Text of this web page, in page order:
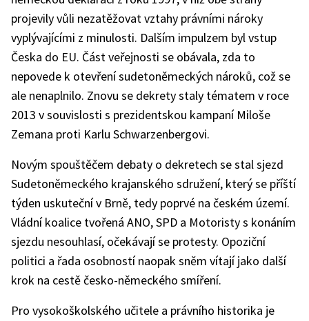
projevily vůli nezatěžovat vztahy právními nároky
vyplývajícími z minulosti. Dalším impulzem byl vstup
Česka do EU. Část veřejnosti se obávala, zda to
nepovede k otevření sudetoněmeckých nároků, což se
ale nenaplnilo. Znovu se dekrety staly tématem v roce
2013 v souvislosti s prezidentskou kampaní Miloše
Zemana proti Karlu Schwarzenbergovi.
Novým spouštěčem debaty o dekretech se stal sjezd
Sudetoněmeckého krajanského sdružení, který se příští
týden uskuteční v Brně, tedy poprvé na českém území.
Vládní koalice tvořená ANO, SPD a Motoristy s konáním
sjezdu nesouhlasí, očekávají se protesty. Opoziční
politici a řada osobností naopak sněm vítají jako další
krok na cestě česko-německého smíření.
Pro vysokoškolského učitele a právního historika je